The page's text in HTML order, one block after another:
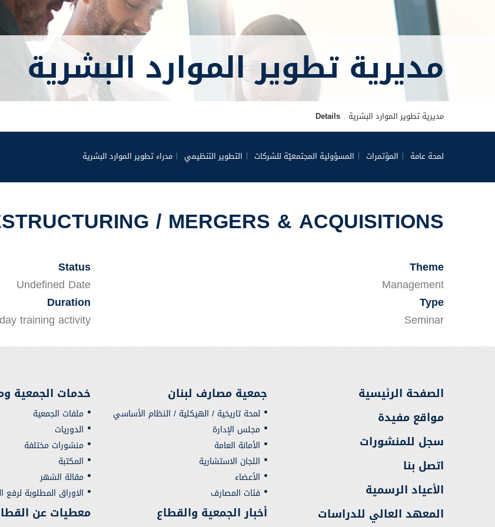
مديرية تطوير الموارد البشرية
مديرية تطوير الموارد البشرية Details
لمحة عامة المؤتمرات المسؤولية المجتمعيّة للشركات التطوير التنظيمي مدراء تطوير الموارد البشرية
/ MERGERS & ACQUISITIONS
Theme
Management
Status
Undefined Date
Type
Seminar
Duration
training activity.
الصفحة الرئيسية
مواقع مفيدة
سجل للمنشورات
اتصل بنا
الأعياد الرسمية
المعهد العالي للدراسات
جمعية مصارف لبنان
لمحة تاريخية / الهيكلية / النظام الأساسي
مجلس الإدارة
الأمانة العامة
اللجان الاستشارية
الأعضاء
فئات المصارف
خدمات الجمعية
ملفات الجمعية
الدوريات
منشورات مختلفة
المكتبة
مقالة الشهر
الاوراق المطلوبة لرفع
أخبار الجمعية والقطاع معطيات عن